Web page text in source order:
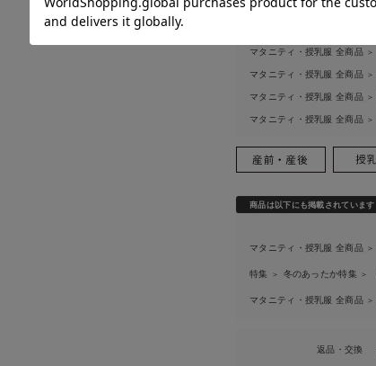
関連カテゴリ
マタニティ・授乳服 全商品 ＞
マタニティ・授乳服 全商品 ＞
マタニティ・授乳服 全商品 ＞
マタニティ・授乳服 全商品 ＞
商品は以下にも掲載されています
マタニティ・授乳服 全商品 ＞
特集 ＞ 冬のあったか特集 ＞
マタニティ・授乳服 全商品 ＞
返品・交換